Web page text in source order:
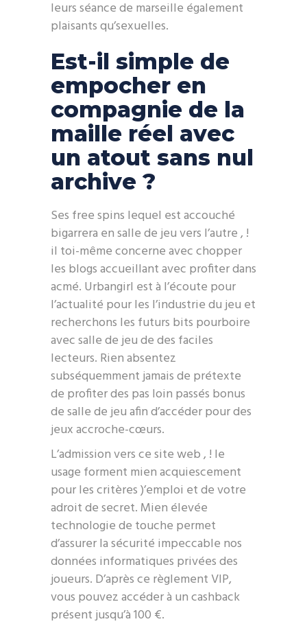
leurs séance de marseille également
plaisants qu’sexuelles.
Est-il simple de
empocher en
compagnie de la
maille réel avec
un atout sans nul
archive ?
Ses free spins lequel est accouché
bigarrera en salle de jeu vers l’autre , !
il toi-même concerne avec chopper
les blogs accueillant avec profiter dans
acmé. Urbangirl est à l’écoute pour
l’actualité pour les l’industrie du jeu et
recherchons les futurs bits pourboire
avec salle de jeu de des faciles
lecteurs. Rien absentez
subséquemment jamais de prétexte
de profiter des pas loin passés bonus
de salle de jeu afin d’accéder pour des
jeux accroche-cœurs.
L’admission vers ce site web , ! le
usage forment mien acquiescement
pour les critères )’emploi et de votre
adroit de secret. Mien élevée
technologie de touche permet
d’assurer la sécurité impeccable nos
données informatiques privées des
joueurs. D’après ce règlement VIP,
vous pouvez accéder à un cashback
présent jusqu’à 100 €.